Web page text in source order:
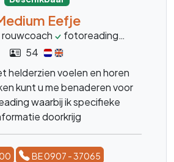
Eefje
rouwcoach fotoreading
54
helderzien voelen en horen
kunt u me benaderen voor
waarbij ik specifieke
doorkrijg
BE 0907 - 37065